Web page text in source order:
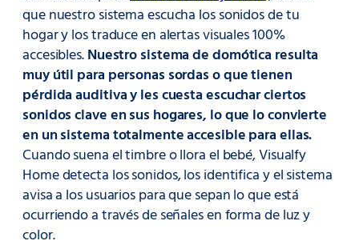
que nuestro sistema escucha los sonidos de tu
hogar y los traduce en alertas visuales 100%
accesibles.Nuestro sistema de domótica resulta
muy útil para personas sordas o que tienen
pérdida auditiva y les cuesta escuchar ciertos
sonidos clave en sus hogares, lo que lo convierte
en un sistema totalmente accesible para ellas.
Cuando suena el timbre o llora el bebé, Visualfy
Home detecta los sonidos, los identifica y el sistema
avisa a los usuarios para que sepan lo que está
ocurriendo a través de señales en forma de luz y
color.